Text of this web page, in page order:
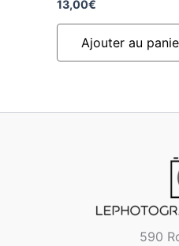
13,00€
Ajouter au
590